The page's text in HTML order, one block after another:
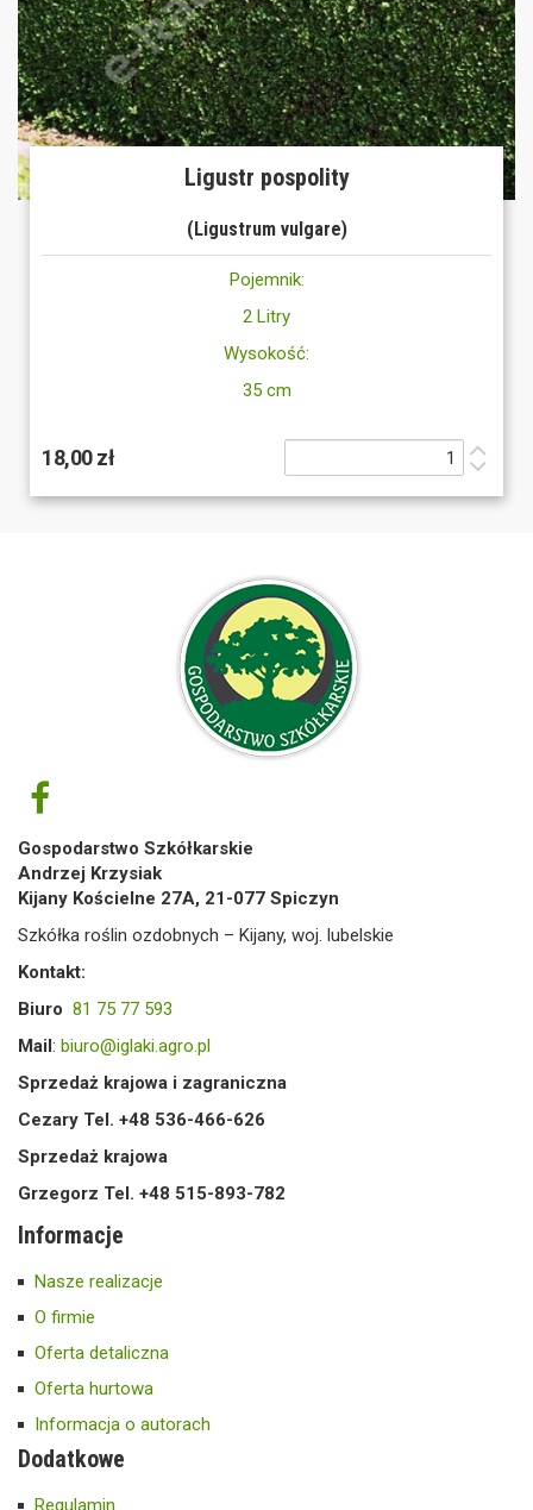
Ligustr pospolity
(Ligustrum vulgare)
Pojemnik:
2 Litry
Wysokość:
35 cm
18,00 zł
Gospodarstwo Szkółkarskie
Andrzej Krzysiak
Kijany Kościelne 27A, 21-077 Spiczyn
Szkółka roślin ozdobnych – Kijany, woj. lubelskie
Kontakt:
Biuro 81 75 77 593
Mail : biuro@iglaki.agro.pl
Sprzedaż krajowa i zagraniczna
Cezary Tel. +48 536-466-626
Sprzedaż krajowa
Grzegorz Tel. +48 515-893-782
Informacje
Nasze realizacje
O firmie
Oferta detaliczna
Oferta hurtowa
Informacja o autorach
Dodatkowe
Regulamin